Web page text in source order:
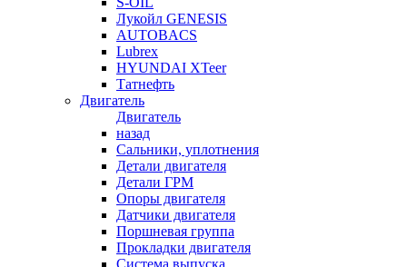
Лукойл GENESIS
AUTOBACS
Lubrex
HYUNDAI XTeer
Татнефть
Двигатель
Двигатель
назад
Сальники, уплотнения
Детали двигателя
Детали ГРМ
Опоры двигателя
Датчики двигателя
Поршневая группа
Прокладки двигателя
Система выпуска